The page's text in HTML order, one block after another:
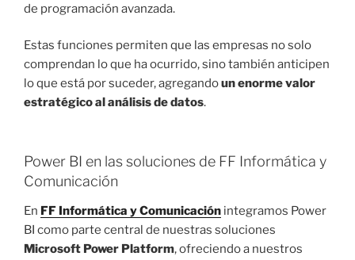
de programación avanzada.
Estas funciones permiten que las empresas no solo
comprendan lo que ha ocurrido, sino también anticipen
lo que está por suceder, agregandoun enorme valor
estratégico al análisis de datos.
Power BI en las soluciones de FF Informática y
Comunicación
En FF Informática y Comunicación integramos Power
BI como parte central de nuestras soluciones
Microsoft Power Platform, ofreciendo a nuestros